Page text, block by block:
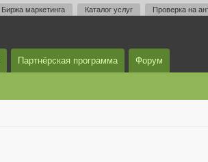
Биржа маркетинга Каталог услуг Проверка на
Партнёрская программа Форум